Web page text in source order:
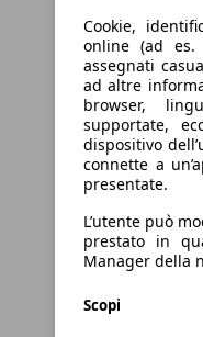
Cookie,
online (ad es.
assegnati
ad altre
browser,
supportate,
dispositivo
connette a
presentate.
L’utente può
prestato in
Manager della
Scopi